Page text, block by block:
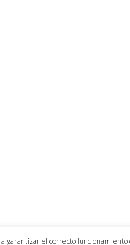
garantizar el correcto funcionamiento